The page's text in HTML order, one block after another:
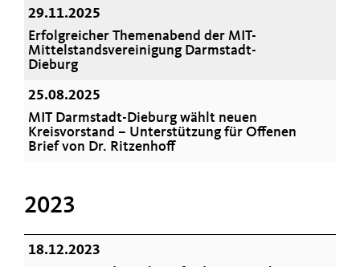
29.11.2025
Erfolgreicher Themenabend der MIT-
Mittelstandsvereinigung Darmstadt-
Dieburg
25.08.2025
MIT Darmstadt-Dieburg wählt neuen
Kreisvorstand – Unterstützung für Offenen
Brief von Dr. Ritzenhoff
2023
18.12.2023